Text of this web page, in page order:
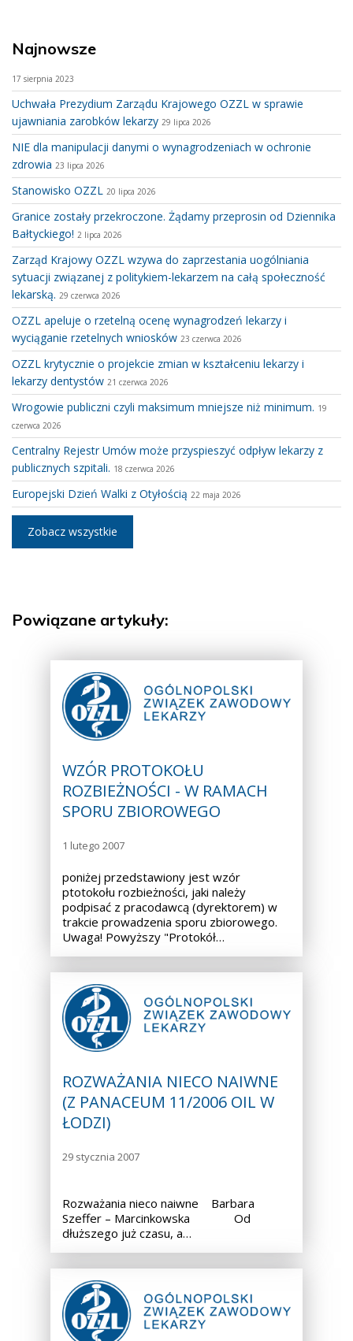
Najnowsze
17 sierpnia 2023
Uchwała Prezydium Zarządu Krajowego OZZL w sprawie
ujawniania zarobków lekarzy 29 lipca 2026
NIE dla manipulacji danymi o wynagrodzeniach w ochronie
zdrowia 23 lipca 2026
Stanowisko OZZL 20 lipca 2026
Granice zostały przekroczone. Żądamy przeprosin od Dziennika
Bałtyckiego! 2 lipca 2026
Zarząd Krajowy OZZL wzywa do zaprzestania uogólniania
sytuacji związanej z politykiem-lekarzem na całą społeczność
lekarską. 29 czerwca 2026
OZZL apeluje o rzetelną ocenę wynagrodzeń lekarzy i
wyciąganie rzetelnych wniosków 23 czerwca 2026
OZZL krytycznie o projekcie zmian w kształceniu lekarzy i
lekarzy dentystów 21 czerwca 2026
Wrogowie publiczni czyli maksimum mniejsze niż minimum. 19
czerwca 2026
Centralny Rejestr Umów może przyspieszyć odpływ lekarzy z
publicznych szpitali. 18 czerwca 2026
Europejski Dzień Walki z Otyłością 22 maja 2026
Zobacz wszystkie
Powiązane artykuły:
WZÓR PROTOKOŁU
ROZBIEŻNOŚCI - W RAMACH
SPORU ZBIOROWEGO
1 lutego 2007
poniżej przedstawiony jest wzór
ptotokołu rozbieżności, jaki należy
podpisać z pracodawcą (dyrektorem) w
trakcie prowadzenia sporu zbiorowego.
Uwaga! Powyższy "Protokół…
ROZWAŻANIA NIECO NAIWNE
(Z PANACEUM 11/2006 OIL W
ŁODZI)
29 stycznia 2007
Rozważania nieco naiwne Barbara
Szeffer – Marcinkowska Od
dłuższego już czasu, a…